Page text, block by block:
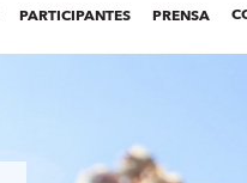
PARTICIPANTES PRENSA